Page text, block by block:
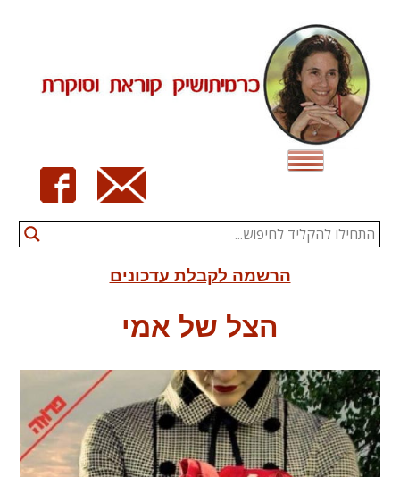
content
הרשמה לקבלת עדכונים
הצל של אמי